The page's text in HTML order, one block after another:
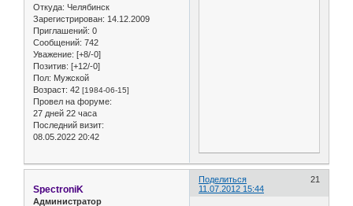
Откуда: Челябинск
Зарегистрирован: 14.12.2009
Приглашений: 0
Сообщений: 742
Уважение: [+8/-0]
Позитив: [+12/-0]
Пол: Мужской
Возраст: 42 [1984-06-15]
Провел на форуме:
27 дней 22 часа
Последний визит:
08.05.2022 20:42
Поделиться
21
11.07.2012 15:44
SpectroniK
Администратор